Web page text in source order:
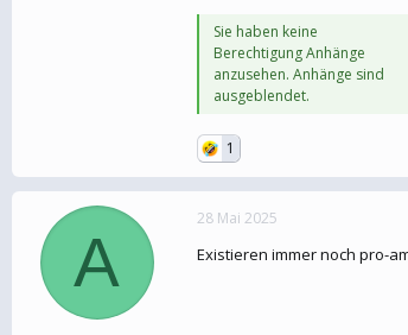
Sie haben keine
Berechtigung Anhänge
anzusehen. Anhänge sind
ausgeblendet.
1
A
28 Mai 2025
Existieren immer noch pro-